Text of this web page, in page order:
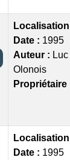
Date : 1995
Auteur :
Olonois
Propriétaire
Date : 1995